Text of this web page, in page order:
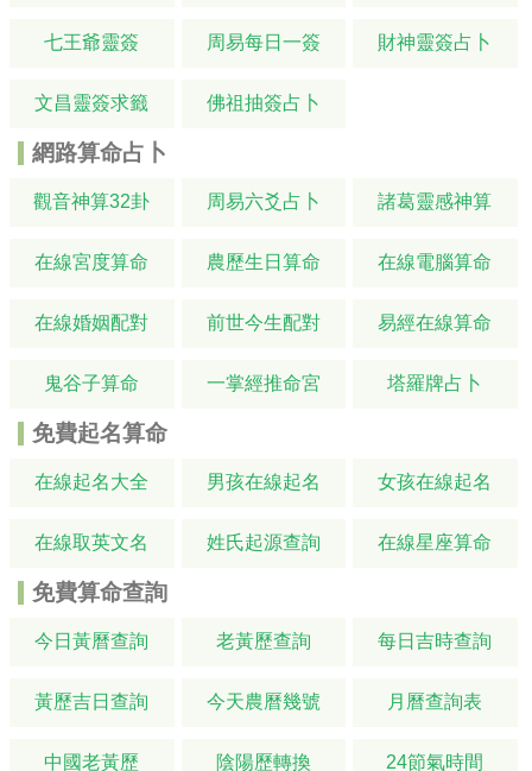
七王爺靈簽 周易每日一簽 財神靈簽占卜
文昌靈簽求籤 佛祖抽簽占卜
網路算命占卜
觀音神算32卦 周易六爻占卜 諸葛靈感神算
在線宮度算命 農歷生日算命 在線電腦算命
在線婚姻配對 前世今生配對 易經在線算命
鬼谷子算命 一掌經推命宮 塔羅牌占卜
免費起名算命
在線起名大全 男孩在線起名 女孩在線起名
在線取英文名 姓氏起源查詢 在線星座算命
免費算命查詢
今日黃曆查詢 老黃歷查詢 每日吉時查詢
黃歷吉日查詢 今天農曆幾號 月曆查詢表
中國老黃歷 陰陽歷轉換 24節氣時間